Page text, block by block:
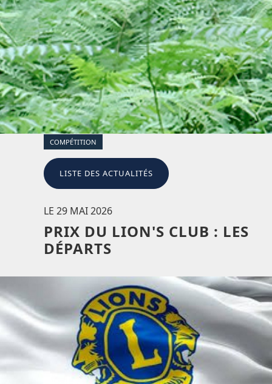
COMPÉTITION
LISTE DES ACTUALITÉS
LE 29 MAI 2026
PRIX DU LION'S CLUB : LES
DÉPARTS